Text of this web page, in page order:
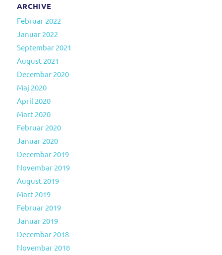
ARCHIVE
Februar 2022
Januar 2022
Septembar 2021
August 2021
Decembar 2020
Maj 2020
April 2020
Mart 2020
Februar 2020
Januar 2020
Decembar 2019
Novembar 2019
August 2019
Mart 2019
Februar 2019
Januar 2019
Decembar 2018
Novembar 2018